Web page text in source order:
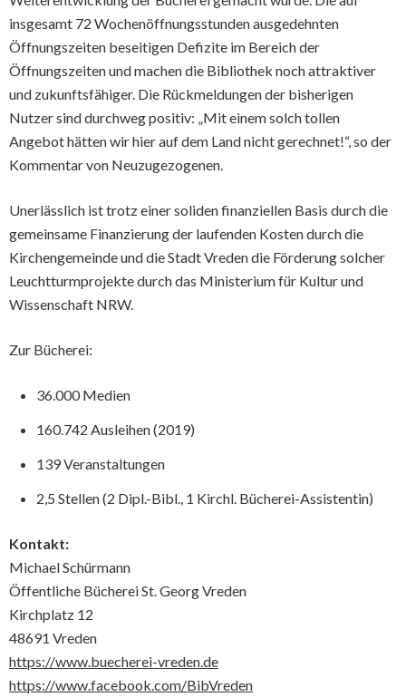
insgesamt 72 Wochenöffnungsstunden ausgedehnten
Öffnungszeiten beseitigen Defizite im Bereich der
Öffnungszeiten und machen die Bibliothek noch attraktiver
und zukunftsfähiger. Die Rückmeldungen der bisherigen
Nutzer sind durchweg positiv: „Mit einem solch tollen
Angebot hätten wir hier auf dem Land nicht gerechnet!“, so der
Kommentar von Neuzugezogenen.
Unerlässlich ist trotz einer soliden finanziellen Basis durch die
gemeinsame Finanzierung der laufenden Kosten durch die
Kirchengemeinde und die Stadt Vreden die Förderung solcher
Leuchtturmprojekte durch das Ministerium für Kultur und
Wissenschaft NRW.
Zur Bücherei:
36.000 Medien
160.742 Ausleihen (2019)
139 Veranstaltungen
2,5 Stellen (2 Dipl.-Bibl., 1 Kirchl. Bücherei-Assistentin)
Kontakt:
Michael Schürmann
Öffentliche Bücherei St. Georg Vreden
Kirchplatz 12
48691 Vreden
https://www.buecherei-vreden.de
https://www.facebook.com/BibVreden